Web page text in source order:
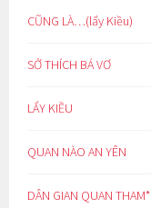
CŨNG LÀ…(lẩy Kiều)
SỞ THÍCH BÁ VƠ
LẨY KIỀU
QUAN NÀO AN YÊN
DÂN GIAN QUAN THAM*